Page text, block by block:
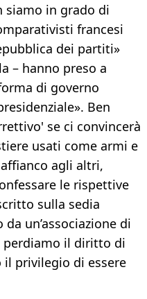
siamo in grado di
francesi
dei partiti»
– hanno preso a
di governo
Ben
se ci convincerà
usati come armi e
agli altri,
le rispettive
sulla sedia
un’associazione di
perdiamo il diritto di
privilegio di essere